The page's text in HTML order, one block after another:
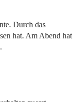
Durch das
hat. Am Abend hat